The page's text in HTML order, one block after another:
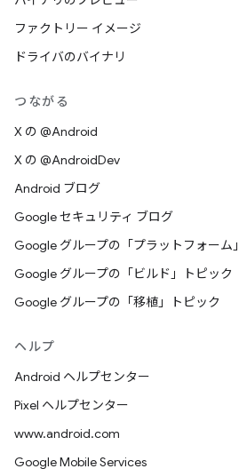
ファクトリー イメージ
ドライバのバイナリ
つながる
X の @Android
X の @AndroidDev
Android ブログ
Google セキュリティ ブログ
Google グループの「プラットフォーム
Google グループの「ビルド」トピック
Google グループの「移植」トピック
ヘルプ
Android ヘルプセンター
Pixel ヘルプセンター
www.android.com
Google Mobile Services